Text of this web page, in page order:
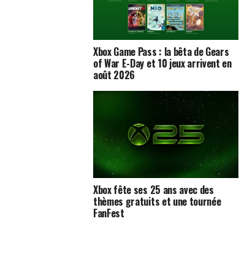
Xbox Game Pass : la bêta de Gears
of War E-Day et 10 jeux arrivent en
août 2026
Xbox fête ses 25 ans avec des
thèmes gratuits et une tournée
FanFest